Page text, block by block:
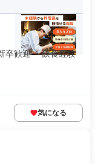
卒歓迎 ・飲食経験
気になる